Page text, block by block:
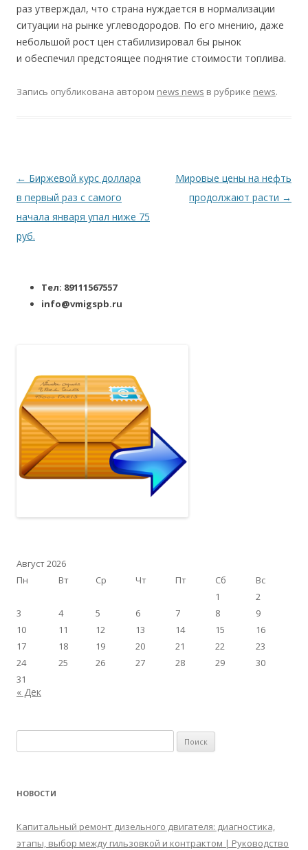
раз утверждал, что страна нуждается в нормализации
ситуации на рынке углеводородов. По его мнению, даже
небольшой рост цен стабилизировал бы рынок
и обеспечил предстоящее поднятие стоимости топлива.
Запись опубликована автором news news в рубрике news.
Навигация по записям
← Биржевой курс доллара
в первый раз с самого
начала января упал ниже 75
руб.
Мировые цены на нефть
продолжают расти →
Тел: 89111567557
info@vmigspb.ru
Август 2026
Пн
Вт Ср Чт Пт Сб
Вс
1
2
3
4 5 6 7 8
9
10
11 12 13 14 15
16
17
18 19 20 21 22
23
24
25 26 27 28 29
30
31
« Дек
НОВОСТИ
Капитальный ремонт дизельного двигателя: диагностика,
этапы, выбор между гильзовкой и контрактом | Руководство